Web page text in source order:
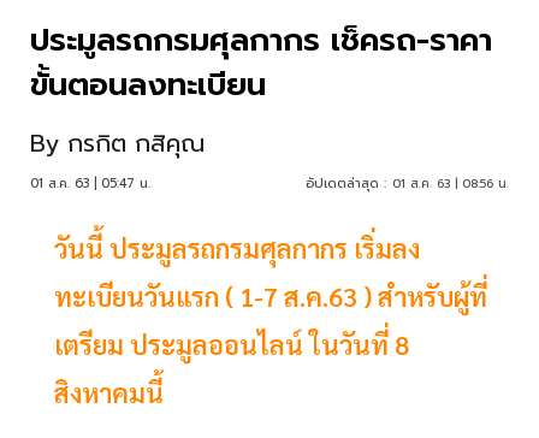
ประมูลรถกรมศุลกากร เช็ครถ-ราคา
ขั้นตอนลงทะเบียน
By กรกิต กสิคุณ
01 ส.ค. 63 | 05:47 น. อัปเดตล่าสุด : 01 ส.ค. 63 | 08:56 น.
วันนี้ ประมูลรถกรมศุลกากร เริ่มลง
ทะเบียนวันแรก ( 1-7 ส.ค.63 ) สำหรับผู้ที่
เตรียม ประมูลออนไลน์ ในวันที่ 8
สิงหาคมนี้